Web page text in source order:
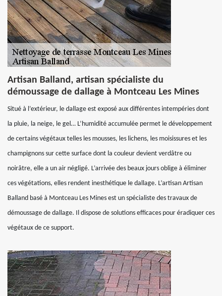
Artisan Balland, artisan spécialiste du
démoussage de dallage à Montceau Les Mines
Situé à l’extérieur, le dallage est exposé aux différentes intempéries dont
la pluie, la neige, le gel… L’humidité accumulée permet le développement
de certains végétaux telles les mousses, les lichens, les moisissures et les
champignons sur cette surface dont la couleur devient verdâtre ou
noirâtre, elle a un air négligé. L’arrivée des beaux jours oblige à éliminer
ces végétations, elles rendent inesthétique le dallage. L’artisan Artisan
Balland basé à Montceau Les Mines est un spécialiste des travaux de
démoussage de dallage. Il dispose de solutions efficaces pour éradiquer ces
végétaux de ce support.